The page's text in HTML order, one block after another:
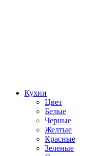
Кухни
Цвет
Белые
Черные
Желтые
Красные
Зеленые